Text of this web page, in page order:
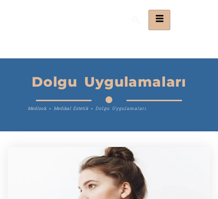
Dolgu Uygulamaları
Medlook» Medikal Estetik» Dolgu Uygulamaları